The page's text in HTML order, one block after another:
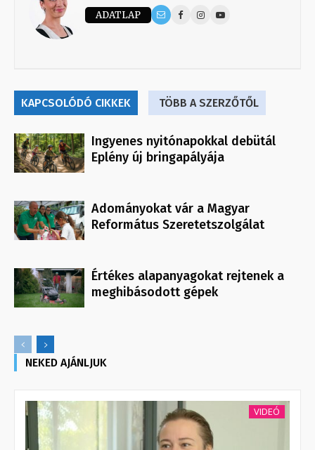
ADATLAP
KAPCSOLÓDÓ CIKKEK TÖBB A SZERZŐTŐL
Ingyenes nyitónapokkal debütál
Eplény új bringapályája
Adományokat vár a Magyar
Református Szeretetszolgálat
Értékes alapanyagokat rejtenek a
meghibásodott gépek
NEKED AJÁNLJUK
VIDEÓ